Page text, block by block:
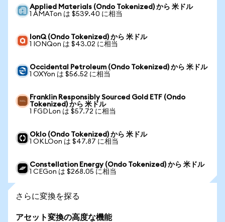
Applied Materials (Ondo Tokenized) から 米ドル
1 AMATon は $539.40 に相当
IonQ (Ondo Tokenized) から 米ドル
1 IONQon は $43.02 に相当
Occidental Petroleum (Ondo Tokenized) から 米ドル
1 OXYon は $56.52 に相当
Franklin Responsibly Sourced Gold ETF (Ondo
Tokenized) から 米ドル
1 FGDLon は $57.72 に相当
Oklo (Ondo Tokenized) から 米ドル
1 OKLOon は $47.87 に相当
Constellation Energy (Ondo Tokenized) から 米ドル
1 CEGon は $268.05 に相当
さらに変換を探る
アセット変換の高度な機能